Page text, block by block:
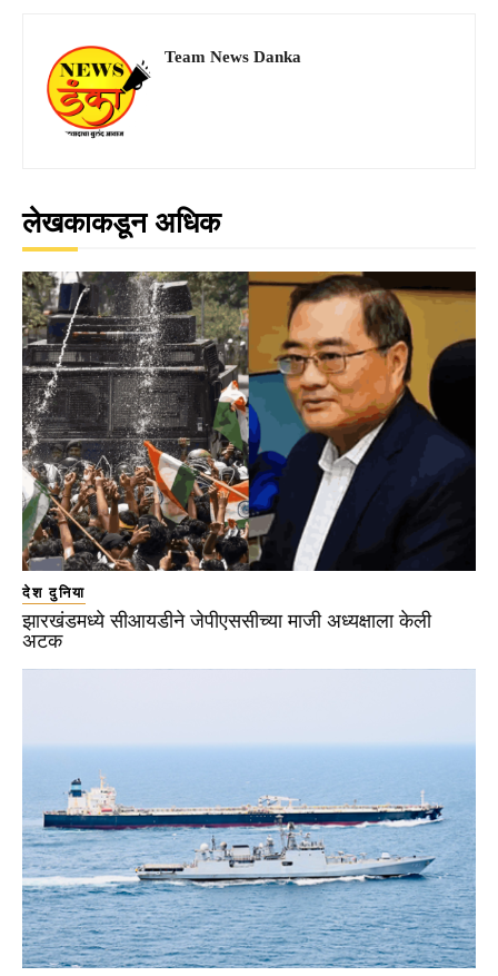
Team News Danka
लेखकाकडून अधिक
देश दुनिया
झारखंडमध्ये सीआयडीने जेपीएससीच्या माजी अध्यक्षाला केली
अटक